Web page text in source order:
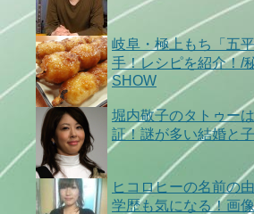
岐阜・極上もち「五
手！レシピを紹介！/
SHOW
堀内敬子のタトゥー
証！謎が多い結婚と
ヒコロヒーの名前の
学歴も気になる！画